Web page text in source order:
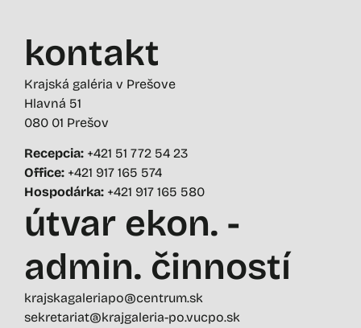
kontakt
Krajská galéria v Prešove
Hlavná 51
080 01 Prešov
Recepcia: +421 51 772 54 23
Office: +421 917 165 574
Hospodárka: +421 917 165 580
útvar ekon. -
admin. činností
krajskagaleriapo@centrum.sk
sekretariat@krajgaleria-po.vucpo.sk